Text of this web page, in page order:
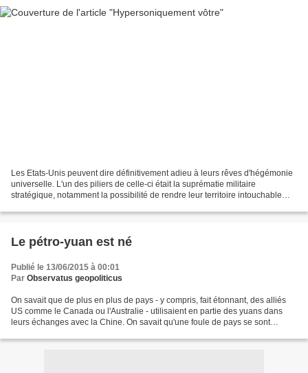
Les Etats-Unis peuvent dire définitivement adieu à leurs rêves d'hégémonie
universelle. L'un des piliers de celle-ci était la suprématie militaire
stratégique, notamment la possibilité de rendre leur territoire intouchable
Le pétro-yuan est né
Publié le 13/06/2015 à 00:01
Par Observatus geopoliticus
On savait que de plus en plus de pays - y compris, fait étonnant, des alliés
US comme le Canada ou l'Australie - utilisaient en partie des yuans dans
leurs échanges avec la Chine. On savait qu'une foule de pays se sont